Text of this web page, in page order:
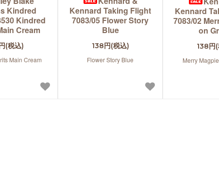
Kindred
Kindred
Cream
(税込)
Main Cream
Kennard Taking Flight
7083/05 Flower Story
Blue
138円(税込)
Flower Story Blue
Kennard
7083/02
on
138円
Merry